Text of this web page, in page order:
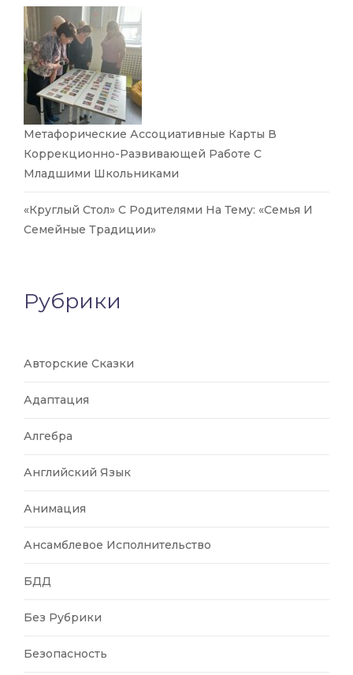
Метафорические Ассоциативные Карты В
Коррекционно-Развивающей Работе С
Младшими Школьниками
«Круглый Стол» С Родителями На Тему: «Семья И
Семейные Традиции»
Рубрики
Авторские Сказки
Адаптация
Алгебра
Английский Язык
Анимация
Ансамблевое Исполнительство
БДД
Без Рубрики
Безопасность